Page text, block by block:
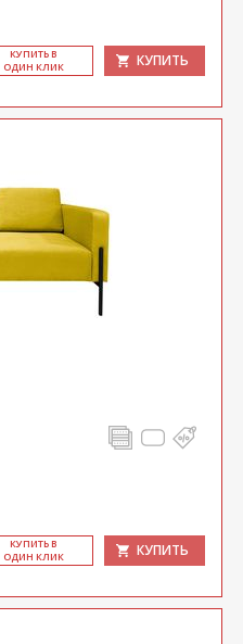
КУ­ПИТЬ В
ОДИН КЛИК
КУПИТЬ
КУ­ПИТЬ В
ОДИН КЛИК
КУПИТЬ